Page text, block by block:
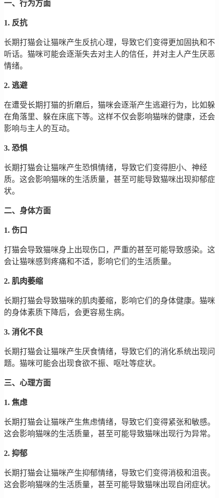
一、行为方面
1. 反抗
长期打猫会让猫咪产生反抗心理，导致它们变得更加固执和不
听话。猫咪可能会逐渐失去对主人的信任，并对主人产生厌恶
情绪。
2. 逃避
在遭受长期打猫的折磨后，猫咪会逐渐产生逃避行为，比如躲
在角落里、躲在床底下等。这样不仅会影响猫咪的健康，还会
影响与主人的互动。
3. 恐惧
长期打猫会让猫咪产生恐惧情绪，导致它们变得胆小、神经
质。这会影响猫咪的生活质量，甚至可能导致猫咪出现抑郁症
状。
二、身体方面
1. 伤口
打猫会导致猫咪身上出现伤口，严重的甚至可能导致感染。这
会让猫咪感到疼痛和不适，影响它们的生活质量。
2. 肌肉萎缩
长期打猫会导致猫咪的肌肉萎缩，影响它们的身体健康。猫咪
的身体素质下降后，会更容易生病。
3. 消化不良
长期打猫会让猫咪产生厌食情绪，导致它们的消化系统出现问
题。猫咪可能会出现食欲不振、呕吐等症状。
三、心理方面
1. 焦虑
长期打猫会让猫咪产生焦虑情绪，导致它们变得紧张和敏感。
这会影响猫咪的生活质量，甚至可能导致猫咪出现行为异常。
2. 抑郁
长期打猫会让猫咪产生抑郁情绪，导致它们变得消极和沮丧。
这会影响猫咪的生活质量，甚至可能导致猫咪出现自闭症状。